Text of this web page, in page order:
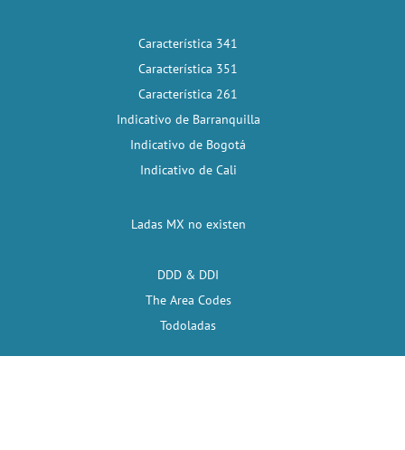
Característica 341
Característica 351
Característica 261
Indicativo de Barranquilla
Indicativo de Bogotá
Indicativo de Cali
Ladas MX no existen
DDD & DDI
The Area Codes
Todoladas